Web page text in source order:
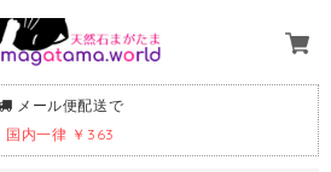
メール便配送で
国内一律 ￥363